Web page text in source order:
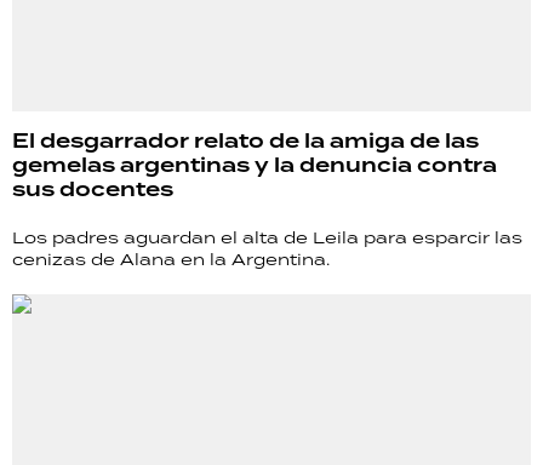
El desgarrador relato de la amiga de las
gemelas argentinas y la denuncia contra
sus docentes
Los padres aguardan el alta de Leila para esparcir las
cenizas de Alana en la Argentina.